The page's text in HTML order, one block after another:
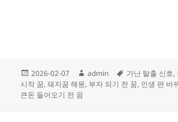
작
성
일
2026-02-07
글
쓴
admin
태
그
가난 탈출 신호,
시작 꿈,돼지꿈 해몽, 부자 되기 전 꿈, 인생 판 바
큰돈 들어오기 전 꿈